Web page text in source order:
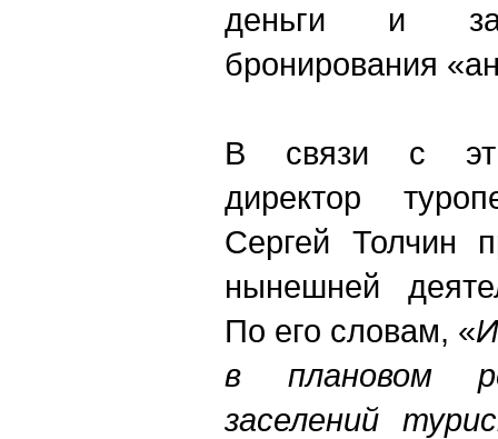
деньги и
бронирования
В связи с
директор
Сергей Толчин
нынешней
По его словам, «
в плановом
заселений